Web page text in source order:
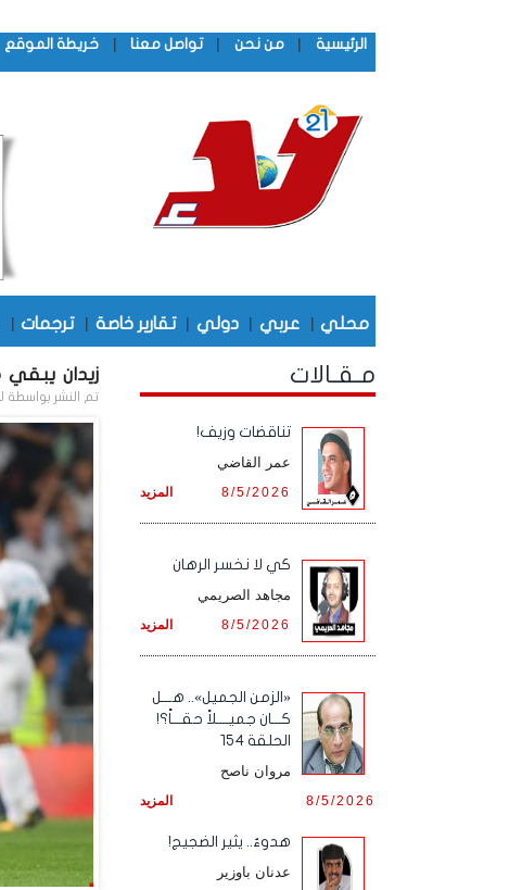
الرئيسية | من نحن | تواصل معنا | خريطة الموقع
محلي | عربي | دولي | تقارير خاصة | ترجمات |
زيدان
تم النشر بواسطة
مـقـالات
تناقضات وزيف!
عمر القاضي
المزيد 8/5/2026
كي لا نخسر الرهان
مجاهد الصريمي
المزيد 8/5/2026
«الزمن الجميل».. هـــل
كـــان جميــــلاً حقـــاً؟!
الحلقة 154
مروان ناصح
المزيد 8/5/2026
هدوءٌ.. يثير الضجيج!
عدنان باوزير